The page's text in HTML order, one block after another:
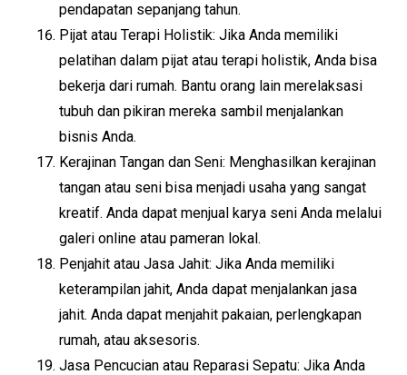
pendapatan sepanjang tahun.
Pijat atau Terapi Holistik: Jika Anda memiliki
pelatihan dalam pijat atau terapi holistik, Anda bisa
bekerja dari rumah. Bantu orang lain merelaksasi
tubuh dan pikiran mereka sambil menjalankan
bisnis Anda.
Kerajinan Tangan dan Seni: Menghasilkan kerajinan
tangan atau seni bisa menjadi usaha yang sangat
kreatif. Anda dapat menjual karya seni Anda melalui
galeri online atau pameran lokal.
Penjahit atau Jasa Jahit: Jika Anda memiliki
keterampilan jahit, Anda dapat menjalankan jasa
jahit. Anda dapat menjahit pakaian, perlengkapan
rumah, atau aksesoris.
Jasa Pencucian atau Reparasi Sepatu: Jika Anda